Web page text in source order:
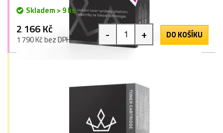
Skladem > 9 ks
2 166 Kč
1 790 Kč bez DPH - + DO KOŠÍKU